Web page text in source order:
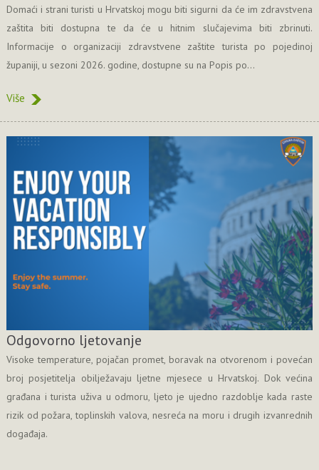
Domaći i strani turisti u Hrvatskoj mogu biti sigurni da će im zdravstvena
zaštita biti dostupna te da će u hitnim slučajevima biti zbrinuti.
Informacije o organizaciji zdravstvene zaštite turista po pojedinoj
županiji, u sezoni 2026. godine, dostupne su na Popis po...
Više
Odgovorno ljetovanje
Visoke temperature, pojačan promet, boravak na otvorenom i povećan
broj posjetitelja obilježavaju ljetne mjesece u Hrvatskoj. Dok većina
građana i turista uživa u odmoru, ljeto je ujedno razdoblje kada raste
rizik od požara, toplinskih valova, nesreća na moru i drugih izvanrednih
događaja.